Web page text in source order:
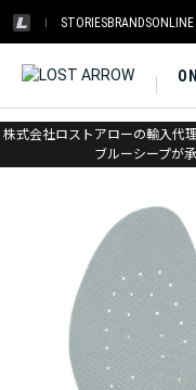
STORIESBRANDSONLINE
株式会社ロストアローの輸入代
ブルーシープが
ホーム > スカルパ > アパレ